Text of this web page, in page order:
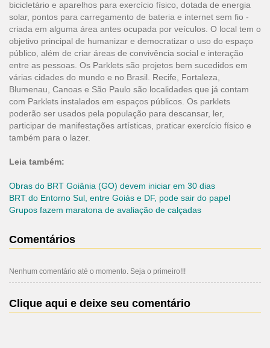
bicicletário e aparelhos para exercício físico, dotada de energia
solar, pontos para carregamento de bateria e internet sem fio -
criada em alguma área antes ocupada por veículos. O local tem o
objetivo principal de humanizar e democratizar o uso do espaço
público, além de criar áreas de convivência social e interação
entre as pessoas. Os Parklets são projetos bem sucedidos em
várias cidades do mundo e no Brasil. Recife, Fortaleza,
Blumenau, Canoas e São Paulo são localidades que já contam
com Parklets instalados em espaços públicos. Os parklets
poderão ser usados pela população para descansar, ler,
participar de manifestações artísticas, praticar exercício físico e
também para o lazer.
Leia também:
Obras do BRT Goiânia (GO) devem iniciar em 30 dias
BRT do Entorno Sul, entre Goiás e DF, pode sair do papel
Grupos fazem maratona de avaliação de calçadas
Comentários
Nenhum comentário até o momento. Seja o primeiro!!!
Clique aqui e deixe seu comentário